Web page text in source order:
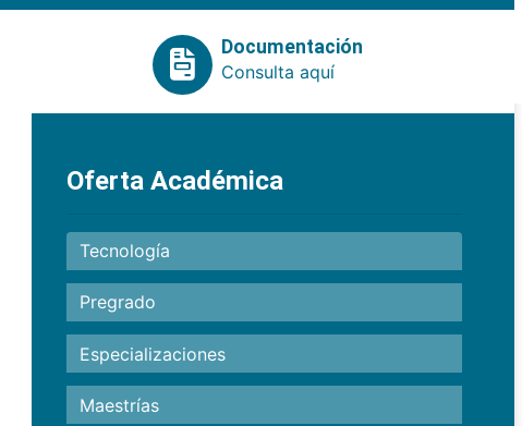
Documentación
Consulta aquí
Oferta Académica
Tecnología
Pregrado
Especializaciones
Maestrías